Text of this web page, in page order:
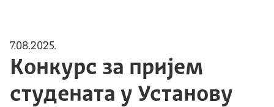
7.08.2025.
Конкурс за пријем
студената у Установу